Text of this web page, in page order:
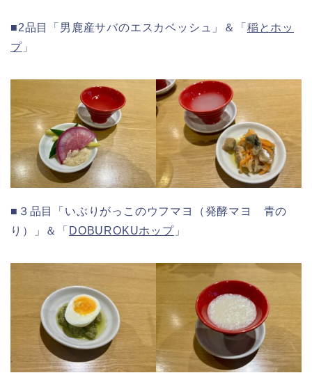
■2品目「男鹿産サバのエスカベッシュ」＆「 稲とホッ
プ」
■３品目「いぶりがっこのウフマヨ（発酵マヨ 青の
り）」＆「 DOBUROKUホップ」